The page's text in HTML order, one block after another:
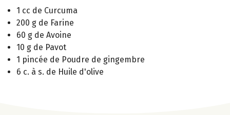
1 cc de Curcuma
200 g de Farine
60 g de Avoine
10 g de Pavot
1 pincée de Poudre de gingembre
6 c. à s. de Huile d'olive